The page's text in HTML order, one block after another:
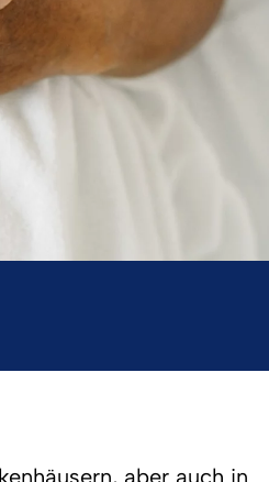
aber auch in